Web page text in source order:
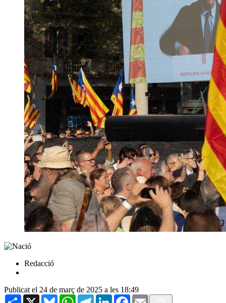
Redacció
Publicat el 24 de març de 2025 a les 18:49
Share X BlueskyWhatsAppTelegramLinkedInFacebook
Email